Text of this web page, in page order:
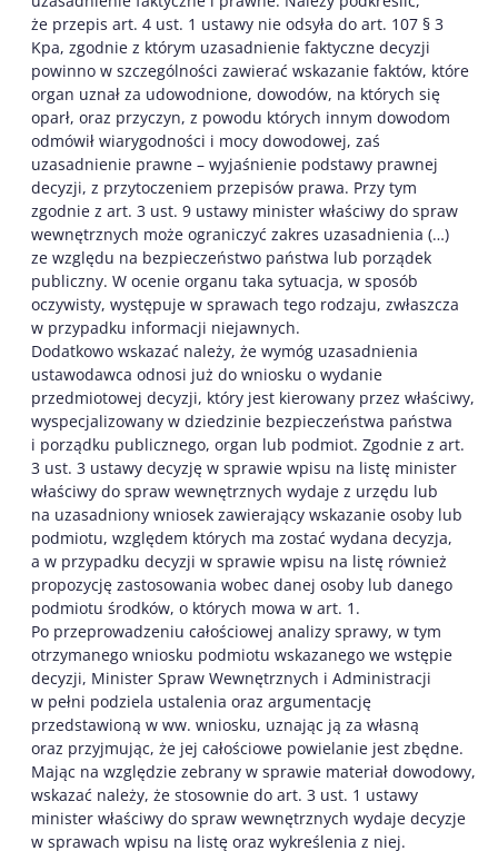
że przepis art. 4 ust. 1 ustawy nie odsyła do art. 107 § 3
Kpa, zgodnie z którym uzasadnienie faktyczne decyzji
powinno w szczególności zawierać wskazanie faktów, które
organ uznał za udowodnione, dowodów, na których się
oparł, oraz przyczyn, z powodu których innym dowodom
odmówił wiarygodności i mocy dowodowej, zaś
uzasadnienie prawne – wyjaśnienie podstawy prawnej
decyzji, z przytoczeniem przepisów prawa. Przy tym
zgodnie z art. 3 ust. 9 ustawy minister właściwy do spraw
wewnętrznych może ograniczyć zakres uzasadnienia (…)
ze względu na bezpieczeństwo państwa lub porządek
publiczny. W ocenie organu taka sytuacja, w sposób
oczywisty, występuje w sprawach tego rodzaju, zwłaszcza
w przypadku informacji niejawnych.
Dodatkowo wskazać należy, że wymóg uzasadnienia
ustawodawca odnosi już do wniosku o wydanie
przedmiotowej decyzji, który jest kierowany przez właściwy,
wyspecjalizowany w dziedzinie bezpieczeństwa państwa
i porządku publicznego, organ lub podmiot. Zgodnie z art.
3 ust. 3 ustawy decyzję w sprawie wpisu na listę minister
właściwy do spraw wewnętrznych wydaje z urzędu lub
na uzasadniony wniosek zawierający wskazanie osoby lub
podmiotu, względem których ma zostać wydana decyzja,
a w przypadku decyzji w sprawie wpisu na listę również
propozycję zastosowania wobec danej osoby lub danego
podmiotu środków, o których mowa w art. 1.
Po przeprowadzeniu całościowej analizy sprawy, w tym
otrzymanego wniosku podmiotu wskazanego we wstępie
decyzji, Minister Spraw Wewnętrznych i Administracji
w pełni podziela ustalenia oraz argumentację
przedstawioną w ww. wniosku, uznając ją za własną
oraz przyjmując, że jej całościowe powielanie jest zbędne.
Mając na względzie zebrany w sprawie materiał dowodowy,
wskazać należy, że stosownie do art. 3 ust. 1 ustawy
minister właściwy do spraw wewnętrznych wydaje decyzje
w sprawach wpisu na listę oraz wykreślenia z niej.